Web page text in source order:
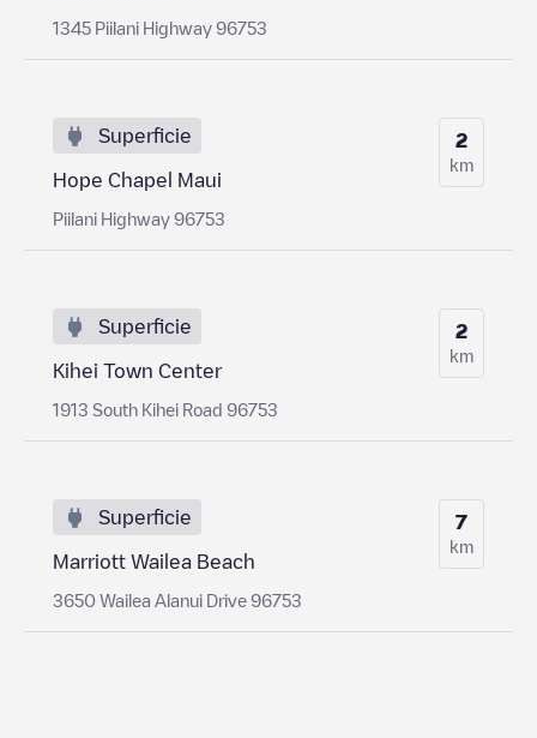
1345 Piilani Highway 96753
Superficie
Hope Chapel Maui
Piilani Highway 96753
2
km
Superficie
Kihei Town Center
1913 South Kihei Road 96753
2
km
Superficie
Marriott Wailea Beach
3650 Wailea Alanui Drive 96753
7
km